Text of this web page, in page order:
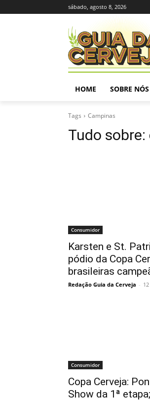
sábado, agosto 8, 2026
HOME SOBRE NÓS
Tags Campinas
Tudo sobre:
Consumidor
Karsten e St.
pódio da Copa
brasileiras
Redação Guia da Cerveja -
Consumidor
Copa Cerveja:
Show da 1ª